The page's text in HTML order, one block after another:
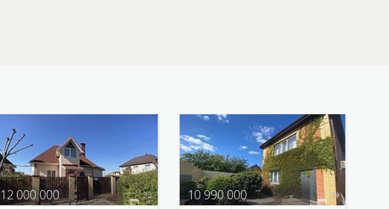
12 000 000 22 10 990 000 39